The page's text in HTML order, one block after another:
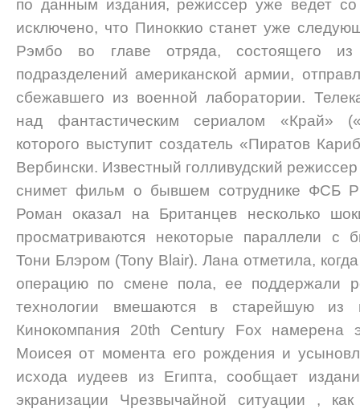
по данным издания, режиссер уже ведет
исключено, что Пиноккио станет уже
Рэмбо во главе отряда, состоящего из
подразделений американской армии,
сбежавшего из военной лаборатории.
над фантастическим сериалом «Край»
которого выступит создатель «Пиратов
Вербински. Известный голливудский
снимет фильм о бывшем сотруднике ФСБ
Роман оказал на Британцев несколько
просматриваются некоторые параллели с
Тони Блэром (Tony Blair). Лана отметила,
операцию по смене пола, ее поддержали
технологии вмешаются в старейшую из
Кинокомпания 20th Century Fox намерена
Моисея от момента его рождения и
исхода иудеев из Египта, сообщает
экранизации Чрезвычайной ситуации , как